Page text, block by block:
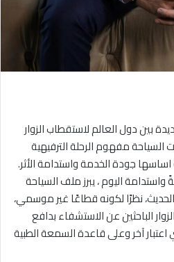
بين دول العالم لاستقطاب الزوار
السياحة مفهوم الرحلة الترفيهية
جودة الخدمة واستدامة الأثر.
واستدامة اليوم ، يبرز ملف السياحة
نظرًا لكونه قطاعًا غير موسمي،
الباحثين عن الاستشفاء بدافع
اعتبار آخر وعلى قاعدة السمعة الطبية